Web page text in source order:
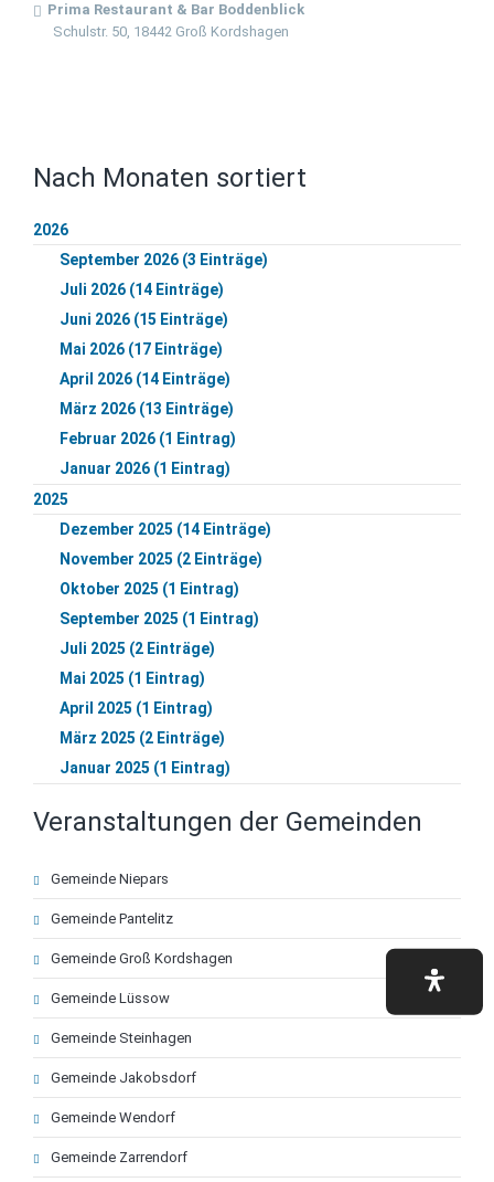
Prima Restaurant & Bar Boddenblick
Schulstr. 50, 18442 Groß Kordshagen
Nach Monaten sortiert
2026
September 2026 (3 Einträge)
Juli 2026 (14 Einträge)
Juni 2026 (15 Einträge)
Mai 2026 (17 Einträge)
April 2026 (14 Einträge)
März 2026 (13 Einträge)
Februar 2026 (1 Eintrag)
Januar 2026 (1 Eintrag)
2025
Dezember 2025 (14 Einträge)
November 2025 (2 Einträge)
Oktober 2025 (1 Eintrag)
September 2025 (1 Eintrag)
Juli 2025 (2 Einträge)
Mai 2025 (1 Eintrag)
April 2025 (1 Eintrag)
März 2025 (2 Einträge)
Januar 2025 (1 Eintrag)
Veranstaltungen der Gemeinden
Navigation
überspringen
Gemeinde Niepars
Gemeinde Pantelitz
Gemeinde Groß Kordshagen
Gemeinde Lüssow
Gemeinde Steinhagen
Gemeinde Jakobsdorf
Gemeinde Wendorf
Gemeinde Zarrendorf